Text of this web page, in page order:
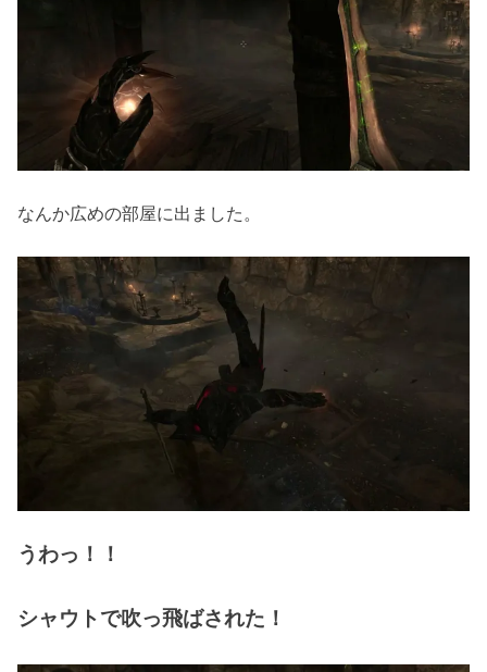
なんか広めの部屋に出ました。
うわっ！！
シャウトで吹っ飛ばされた！